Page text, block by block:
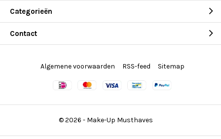
Categorieën
Contact
© 2026 - Make-Up Musthaves
Algemene voorwaarden RSS-feed Sitemap